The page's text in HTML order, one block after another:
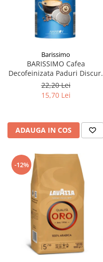
Barissimo
BARISSIMO Cafea
Decofeinizata Paduri Discuri
Senseo 62mm Monodoze
20buc - 140g
22,20 Lei
15,70 Lei
ADAUGA IN COS
-12%